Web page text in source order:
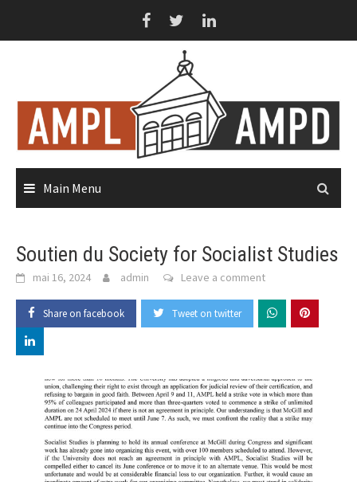
Main Menu
Soutien du Society for Socialist Studies
mai 16, 2024 admin Leave a comment
Share on facebook Tweet on twitter